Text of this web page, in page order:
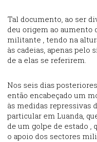
Tal documento, ao ser
deu origem ao aumento
militante , tendo na
às cadeias, apenas pelo
de a elas se referirem.
Nos seis dias
então encabeçado um
às medidas repressivas
particular em Luanda,
de um golpe de estado
o apoio dos sectores